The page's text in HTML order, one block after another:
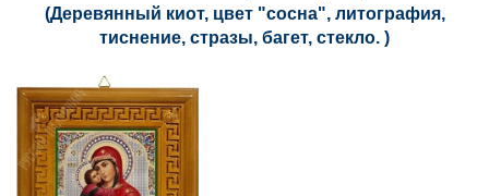
(Деревянный киот, цвет "сосна", литография,
тиснение, стразы, багет, стекло. )